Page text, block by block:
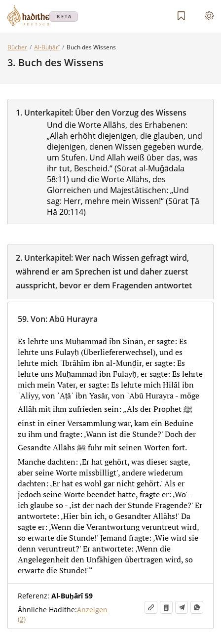
BETA
Bücher Al-Buḫārī Buch des Wissens
3. Buch des Wissens
1. Unterkapitel: Über den Vorzug des Wissens
Und die Worte Allāhs, des Erhabenen:
„Allah erhöht diejenigen, die glauben, und
diejenigen, denen Wissen gegeben wurde,
um Stufen. Und Allah weiß über das, was
ihr tut, Bescheid.“ (Sūrat al-Muǧādala
58:11) und die Worte Allāhs, des
Glorreichen und Majestätischen: „Und
sag: Herr, mehre mein Wissen!“ (Sūrat Ṭā
Hā 20:114)
2. Unterkapitel:Wer nach Wissen gefragt wird,
während er am Sprechen ist und daher zuerst
ausspricht, bevor er dem Fragenden antwortet
59.Von:Abū Hurayra
Es lehrte uns Muḥammad ibn Sinān, er sagte: Es
lehrte uns Fulayḥ (Überliefererwechsel), und es
lehrte mich ʾIbrāhīm ibn al-Munḏir, er sagte: Es
lehrte uns Muḥammad ibn Fulayḥ, er sagte: Es lehrte
mich mein Vater, er sagte: Es lehrte mich Hilāl ibn
ʿAliyy, von ʿAṭāʾ ibn Yasār, von ʾAbū Hurayra - möge
Allāh mit ihm zufrieden sein: „Als der Prophet ﷺ
einst in einer Versammlung war, kam ein Beduine
zu ihm und fragte: ‚Wann ist die Stunde?' Doch der
Gesandte Allāhs ﷺ fuhr mit seinen Worten fort.
Manche dachten: ‚Er hat gehört, was dieser sagte,
aber seine Worte missbilligt', andere wiederum
dachten: ‚Er hat es wohl gar nicht gehört.' Als er
jedoch seine Worte beendet hatte, fragte er: ‚Wo' -
ich glaube so - ‚ist der nach der Stunde Fragende?' Er
antwortete: ‚Hier bin ich, o Gesandter Allāhs!' Da
sagte er: ‚Wenn die Verantwortung veruntreut wird,
so erwarte die Stunde!' Jemand fragte: ‚Wie wird sie
denn veruntreut?' Er antwortete: ‚Wenn die
Angelegenheit den Unfähigen übertragen wird, so
erwarte die Stunde!'“
Referenz: Al-Buḫārī 59
Ähnliche Hadithe:Anzeigen
(2)